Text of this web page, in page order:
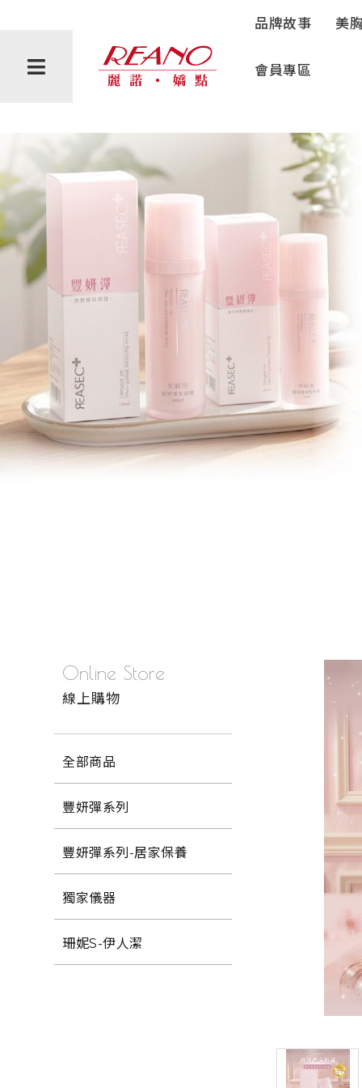
品牌故事 美
會員專區
會員禮遇
購物說明
隱私權政策
美胸師介紹
活動情報
獎金計劃
媒體報導
美胸保養影音
會員專區
Online Store
線上購物
全部商品
豐妍彈系列
豐妍彈系列-居家保養
獨家儀器
珊妮S-伊人潔